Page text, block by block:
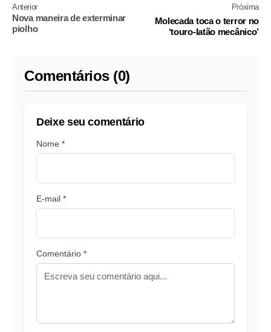
Anterior
Nova maneira de exterminar
piolho
Próxima
Molecada toca o terror no
‘touro-latão mecânico’
Comentários (0)
Deixe seu comentário
Nome *
E-mail *
Comentário *